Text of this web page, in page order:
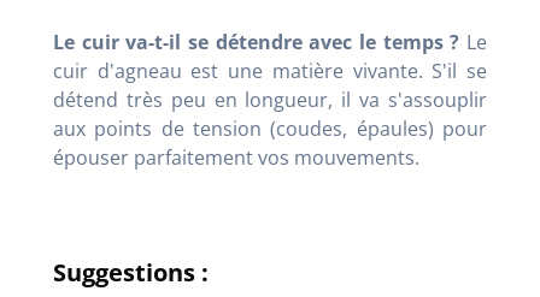
Le cuir va-t-il se détendre avec le temps ? Le
cuir d'agneau est une matière vivante. S'il se
détend très peu en longueur, il va s'assouplir
aux points de tension (coudes, épaules) pour
épouser parfaitement vos mouvements.
Suggestions :